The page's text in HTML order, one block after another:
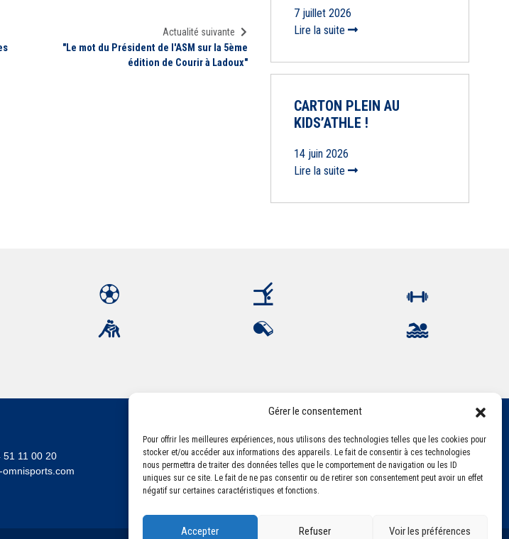
Gérer le consentement
Pour offrir les meilleures expériences, nous utilisons des technologies telles que les cookies pour
stocker et/ou accéder aux informations des appareils. Le fait de consentir à ces technologies
nous permettra de traiter des données telles que le comportement de navigation ou les ID
uniques sur ce site. Le fait de ne pas consentir ou de retirer son consentement peut avoir un effet
négatif sur certaines caractéristiques et fonctions.
Accepter Refuser Voir les préférences
Actualité suivante
"Le mot du Président de l'ASM sur la 5ème
édition de Courir à Ladoux"
7 juillet 2026
Lire la suite
CARTON PLEIN AU
KIDS’ATHLE !
14 juin 2026
Lire la suite
51 11 00 20